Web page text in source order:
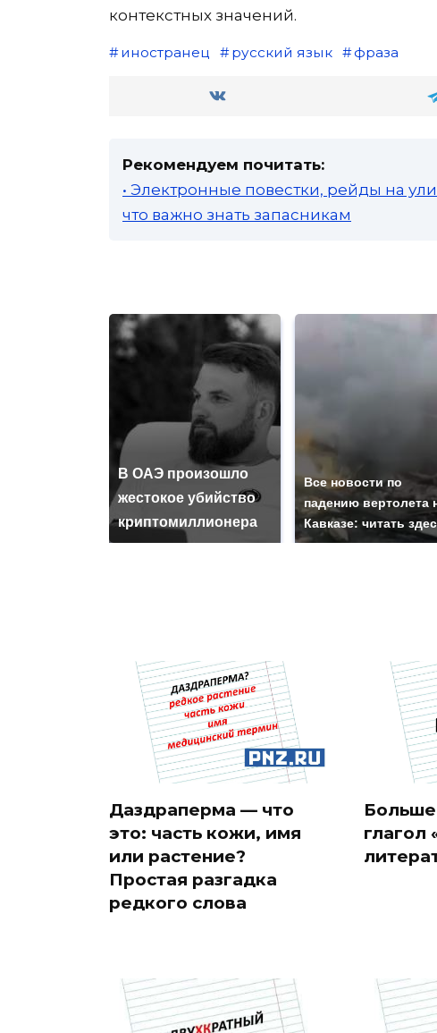
контекстных значений.
иностранец русский язык фраза
Рекомендуем почитать:
• Электронные повестки, рейды на
что важно знать запасникам
В ОАЭ произошло
жестокое убийство
криптомиллионера
Все новости по
падению вертолета
Кавказе: читать
Даздраперма — что
это: часть кожи, имя
или растение?
Простая разгадка
редкого слова
глагол